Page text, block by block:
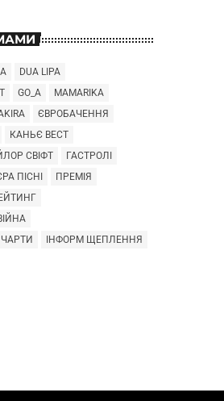
DUA LIPA
GO_A
MAMARIKA
ЄВРОБАЧЕННЯ
КАНЬЄ ВЕСТ
СВІФТ
ГАСТРОЛІ
ПІСНІ
ПРЕМІЯ
ЧАРТИ
ІНФОРМ ЩЕПЛЕННЯ